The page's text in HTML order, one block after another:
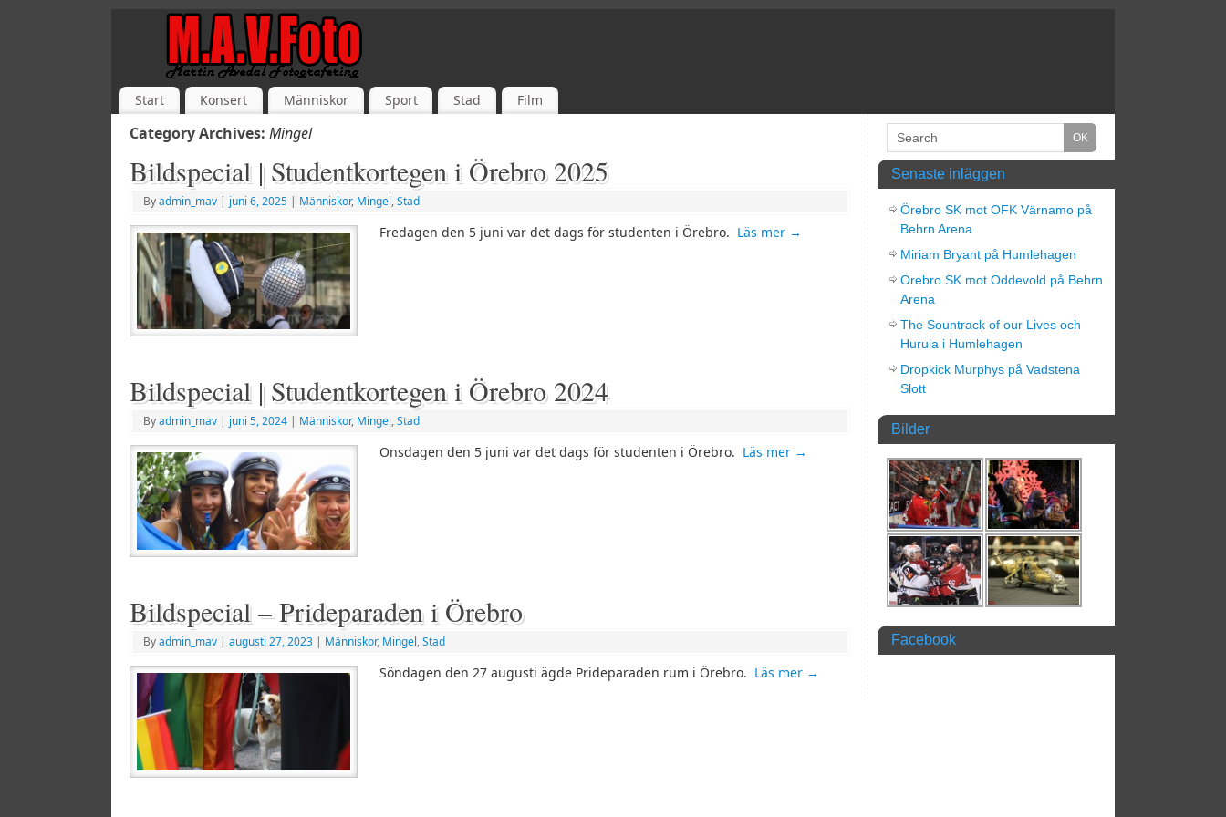
Start Konsert Människor Sport Stad Film
Category Archives: Mingel
Bildspecial | Studentkortegen i Örebro 2025
Byadmin_mav | juni 6, 2025 | Människor, Mingel,Stad
Fredagen den 5 juni var det dags för studenten i Örebro. Läs mer →
Bildspecial | Studentkortegen i Örebro 2024
Byadmin_mav | juni 5, 2024 | Människor, Mingel,Stad
Onsdagen den 5 juni var det dags för studenten i Örebro. Läs mer →
Bildspecial – Prideparaden i Örebro
Byadmin_mav | augusti 27, 2023 | Människor, Mingel,Stad
Söndagen den 27 augusti ägde Prideparaden rum i Örebro. Läs mer →
Senaste inläggen
Örebro SK mot OFK Värnamo på
Behrn Arena
Miriam Bryant på Humlehagen
Örebro SK mot Oddevold på Behrn
Arena
The Sountrack of our Lives och
Hurula i Humlehagen
Dropkick Murphys på Vadstena
Slott
Bilder
Facebook